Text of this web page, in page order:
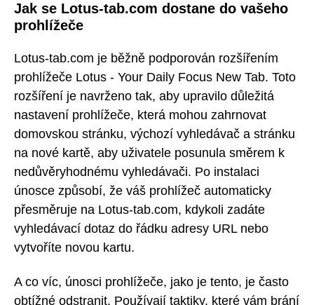
Jak se Lotus-tab.com dostane do vašeho
prohlížeče
Lotus-tab.com je běžně podporován rozšířením
prohlížeče Lotus - Your Daily Focus New Tab. Toto
rozšíření je navrženo tak, aby upravilo důležitá
nastavení prohlížeče, která mohou zahrnovat
domovskou stránku, výchozí vyhledávač a stránku
na nové kartě, aby uživatele posunula směrem k
nedůvěryhodnému vyhledávači. Po instalaci
únosce způsobí, že váš prohlížeč automaticky
přesměruje na Lotus-tab.com, kdykoli zadáte
vyhledávací dotaz do řádku adresy URL nebo
vytvoříte novou kartu.
A co víc, únosci prohlížeče, jako je tento, je často
obtížné odstranit. Používají taktiky, které vám brání